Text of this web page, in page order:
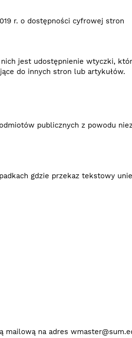
r. o dostępności cyfrowej stron
jest udostępnienie wtyczki,
do innych stron lub artykułów.
publicznych z powodu
gdzie przekaz tekstowy
mailową na adres